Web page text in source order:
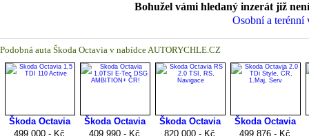
Bohužel vámi hledaný inzerát již
Osobní a terénní
Podobná auta Škoda Octavia v nabídce AUTORYCHLE.CZ